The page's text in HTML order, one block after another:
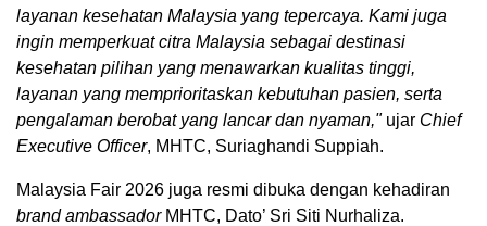
layanan kesehatan Malaysia yang tepercaya. Kami juga
ingin memperkuat citra Malaysia sebagai destinasi
kesehatan pilihan yang menawarkan kualitas tinggi,
layanan yang memprioritaskan kebutuhan pasien, serta
pengalaman berobat yang lancar dan nyaman," ujar Chief
Executive Officer, MHTC, Suriaghandi Suppiah.
Malaysia Fair 2026 juga resmi dibuka dengan kehadiran
brand ambassadorMHTC, Dato’ Sri Siti Nurhaliza.